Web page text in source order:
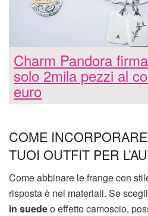
Charm Pandora
solo 2mila pezzi al
euro
COME
TUOI OUTFIT PER
Come abbinare le frange con
risposta è nei materiali. Se
in suedeo effetto camoscio,